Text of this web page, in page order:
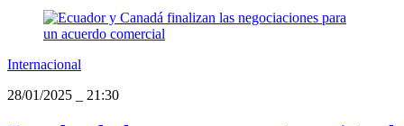
Internacional
28/01/2025
21:30